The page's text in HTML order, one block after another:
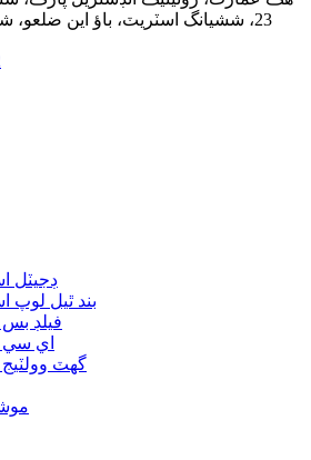
23، ششيانگ اسٽريٽ، باؤ اين ضلعو،
ڊجيٽل
بند ٿيل لوپ
فيلڊ بس
اي سي
گھٽ وولٽيج